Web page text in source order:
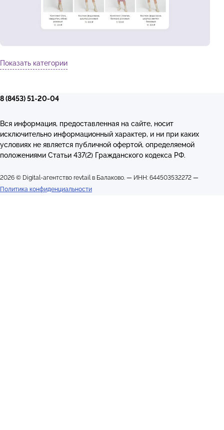
Показать категории
8 (8453) 51-20-04
Вся информация, предоставленная на сайте, носит
исключительно информационный характер, и ни при каких
условиях не является публичной офертой, определяемой
положениями Статьи 437(2) Гражданского кодекса РФ.
2026 © Digital-агентство revtail в Балаково. — ИНН: 644503532272 —
Политика конфиденциальности